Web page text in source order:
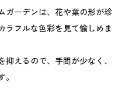
ガーデンは、花や葉の形が珍
ラフルな色彩を見て愉しめま
えるので、手間が少なく、